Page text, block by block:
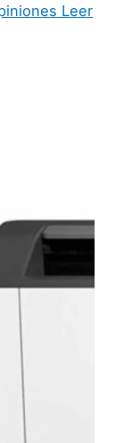
Leer